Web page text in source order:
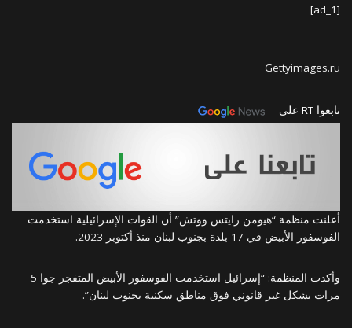
[ad_1]
Gettyimages.ru
تابعوا RT على
أعلنت منظمة “هيومن رايتس ووتش” أن القوات الإسرائيلية استخدمت
الفوسفور الأبيض في 17 بلدة بجنوب لبنان منذ أكتوبر 2023.
وأكدت المنظمة: “إسرائيل استخدمت الفوسفور الأبيض المتفجر جوا 5
مرات بشكل غير قانوني فوق مناطق سكنية بجنوب لبنان”.